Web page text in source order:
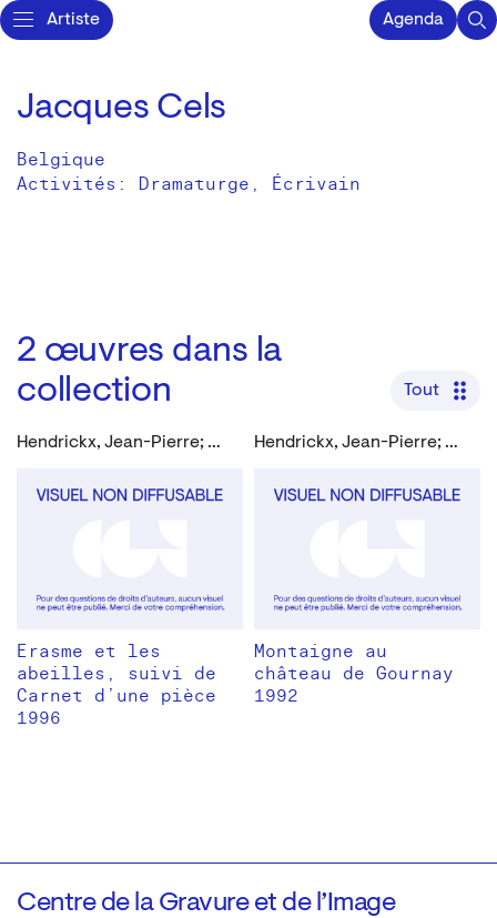
Artiste Agenda
Jacques Cels
Belgique
Activités: Dramaturge Écrivain
2 œuvres dans la
collection
Tout
Hendrickx, Jean-Pierre; Cels, Jacques
Erasme et les
abeilles, suivi de
Carnet d’une pièce
1996
Hendrickx, Jean-Pierre; Cels, Jacques
Montaigne au
château de Gournay
1992
Centre de la Gravure et de l’Image